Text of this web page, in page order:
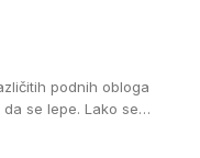
jednostavni su za
obliku. Naši PVC
vinilnim
podnih obloga
se lepe. Lako se